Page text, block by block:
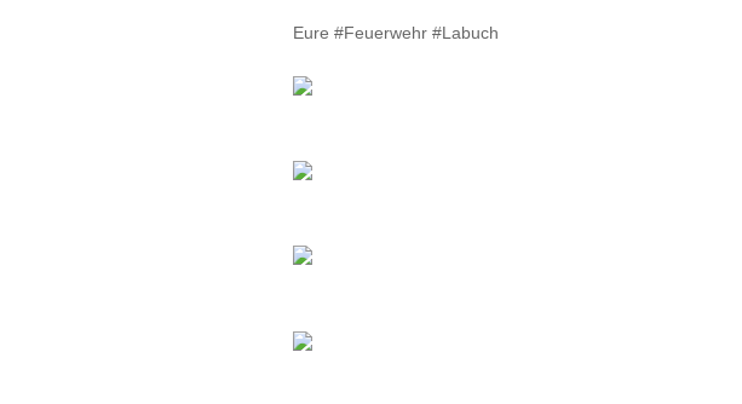
Eure #Feuerwehr #Labuch